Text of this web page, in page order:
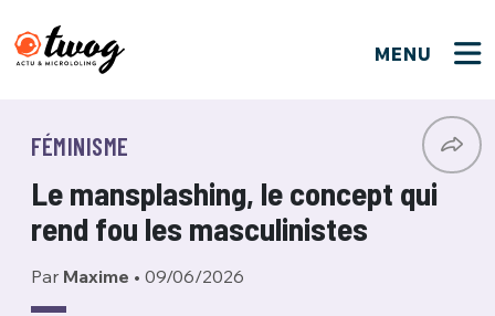
MENU
FÉMINISME
Le mansplashing, le concept qui
rend fou les masculinistes
Par Maxime • 09/06/2026
Bienvenue !
PSEUDO*
EMAIL*
Connexion
PSEUDO
Que souhaitez-vous proposer ?
Quelques tweets
C'EST PARTI